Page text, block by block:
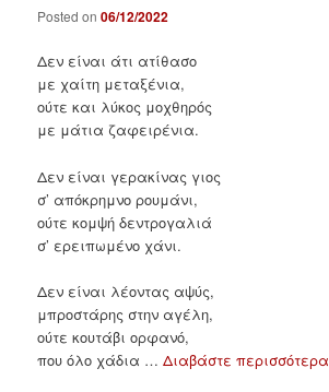
Posted on06/12/2022
Δεν είναι άτι ατίθασο
με χαίτη μεταξένια,
ούτε και λύκος μοχθηρός
με μάτια ζαφειρένια.
Δεν είναι γερακίνας γιος
σ’ απόκρημνο ρουμάνι,
ούτε κομψή δεντρογαλιά
σ’ ερειπωμένο χάνι.
Δεν είναι λέοντας αψύς,
μπροστάρης στην αγέλη,
ούτε κουτάβι ορφανό,
που όλο χάδια …Διαβάστε περισσότερα